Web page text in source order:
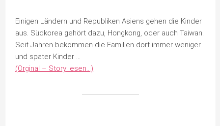
Einigen Ländern und Republiken Asiens gehen die Kinder
aus. Südkorea gehört dazu, Hongkong, oder auch Taiwan.
Seit Jahren bekommen die Familien dort immer weniger
und später Kinder …
(Orginal – Story lesen…)